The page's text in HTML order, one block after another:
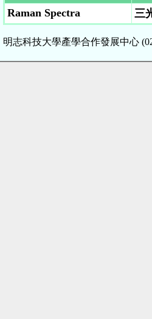
Raman Spectra
三
明志科技大學產學合作發展中心